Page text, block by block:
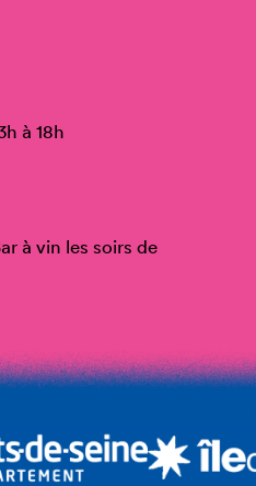
à 18h
à vin les soirs de